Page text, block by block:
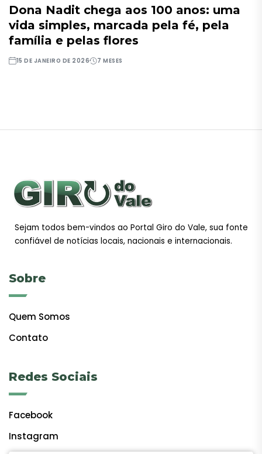
Dona Nadit chega aos 100 anos: uma
vida simples, marcada pela fé, pela
família e pelas flores
15 DE JANEIRO DE 2026 7 MESES
Sejam todos bem-vindos ao Portal Giro do Vale, sua fonte
confiável de notícias locais, nacionais e internacionais.
Sobre
Quem Somos
Contato
Redes Sociais
Facebook
Instagram